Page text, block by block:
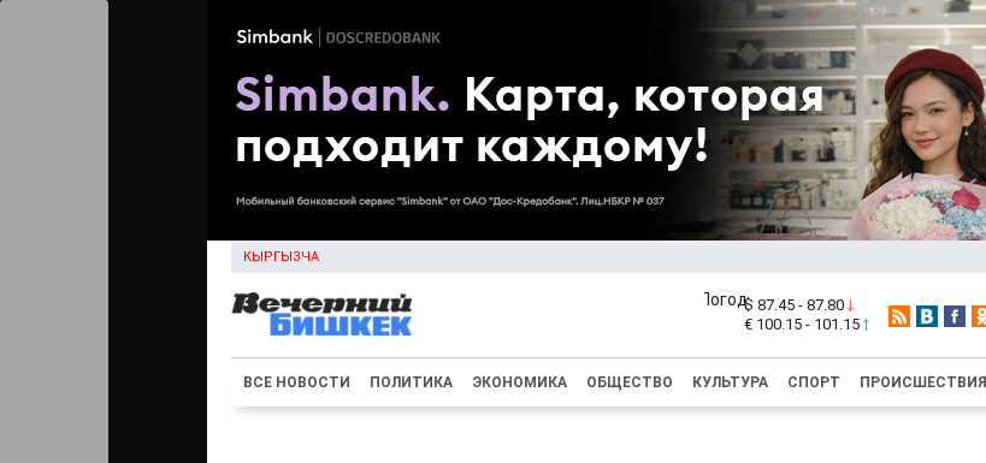
КЫРГЫЗЧА
$ 87.45 - 87.80
€ 100.15 - 101.15
ВСЕ НОВОСТИ ПОЛИТИКА ЭКОНОМИКА ОБЩЕСТВО КУЛЬТУРА СПОРТ ПРОИСШЕСТВИЯ